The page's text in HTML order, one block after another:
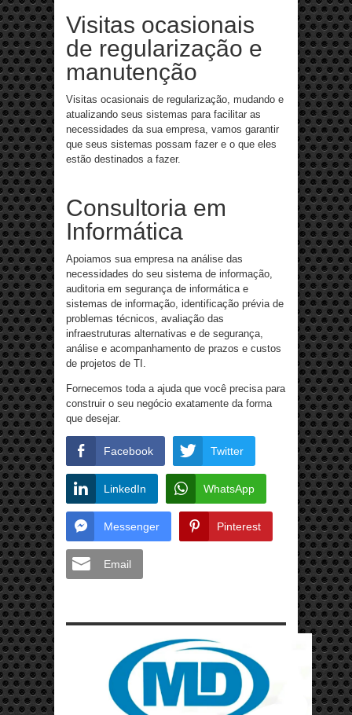
Visitas ocasionais
de regularização e
manutenção
Visitas ocasionais de regularização, mudando e
atualizando seus sistemas para facilitar as
necessidades da sua empresa, vamos garantir
que seus sistemas possam fazer e o que eles
estão destinados a fazer.
Consultoria em
Informática
Apoiamos sua empresa na análise das
necessidades do seu sistema de informação,
auditoria em segurança de informática e
sistemas de informação, identificação prévia de
problemas técnicos, avaliação das
infraestruturas alternativas e de segurança,
análise e acompanhamento de prazos e custos
de projetos de TI.
Fornecemos toda a ajuda que você precisa para
construir o seu negócio exatamente da forma
que desejar.
Facebook Twitter
LinkedIn WhatsApp
Messenger Pinterest
Email